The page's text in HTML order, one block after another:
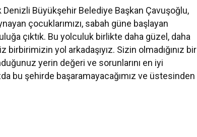
Denizli Büyükşehir Belediye Başkan Çavuşoğlu,
çocuklarımızı, sabah güne başlayan
çıktık. Bu yolculuk birlikte daha güzel, daha
yol arkadaşıyız. Sizin olmadığınız bir
yerin değeri ve sorunlarını en iyi
bu şehirde başaramayacağımız ve üstesinden